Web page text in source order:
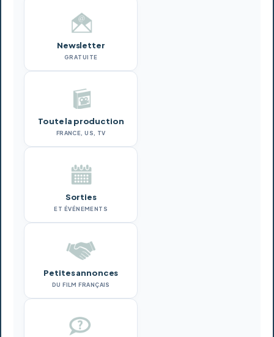
Newsletter
GRATUITE
Toute la production
FRANCE, US, TV
Sorties
ET ÉVÉNEMENTS
Petites annonces
DU FILM FRANÇAIS